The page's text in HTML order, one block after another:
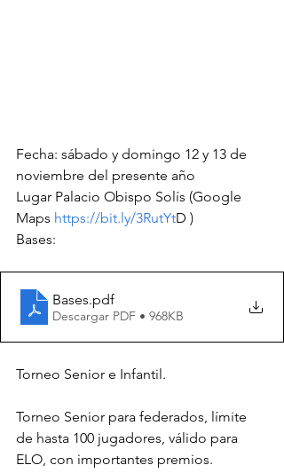
Fecha: sábado y domingo 12 y 13 de
noviembre del presente año
Lugar Palacio Obispo Solís (Google
Maps https://bit.ly/3RutYtD )
Bases:
Bases.pdf
Descargar PDF • 968KB
Torneo Senior e Infantil.
Torneo Senior para federados, límite
de hasta 100 jugadores, válido para
ELO, con importantes premios.